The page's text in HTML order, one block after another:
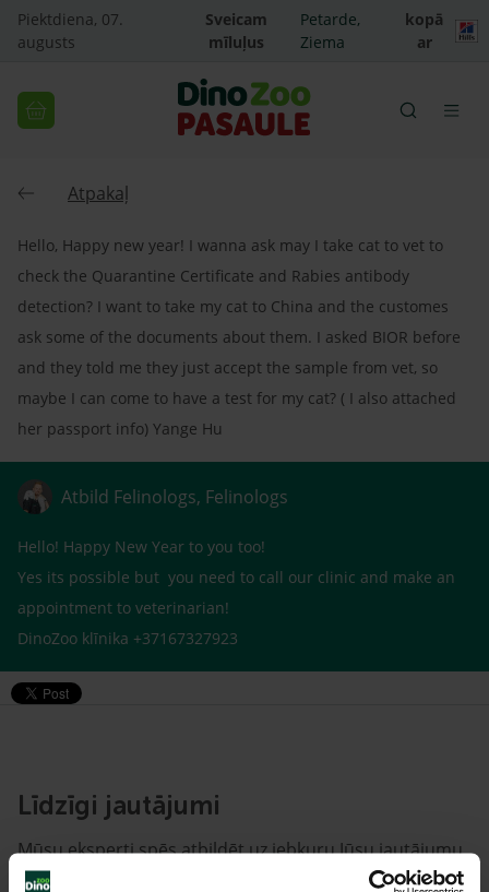
Piektdiena, 07.
augusts
Sveicam
mīluļus
Petarde,
Ziema
kopā
ar
Atpakaļ
Hello, Happy new year! I wanna ask may I take cat to vet to
check the Quarantine Certificate and Rabies antibody
detection? I want to take my cat to China and the customes
ask some of the documents about them. I asked BIOR before
and they told me they just accept the sample from vet, so
maybe I can come to have a test for my cat? ( I also attached
her passport info) Yange Hu
Atbild Felinologs, Felinologs
Hello! Happy New Year to you too!
Yes its possible but you need to call our clinic and make an
appointment to veterinarian!
DinoZoo klīnika +37167327923
Līdzīgi jautājumi
Mūsu eksperti spēs atbildēt uz jebkuru Jūsu jautājumu